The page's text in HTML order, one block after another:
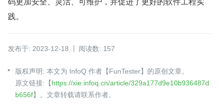
践。
发布于: 2023-12-18 阅读数: 157
版权声明: 本文为 InfoQ 作者【FunTester】的原创文章。
原文链接:【https://xie.infoq.cn/article/329a177d9e10b936487d
b656f】。文章转载请联系作者。